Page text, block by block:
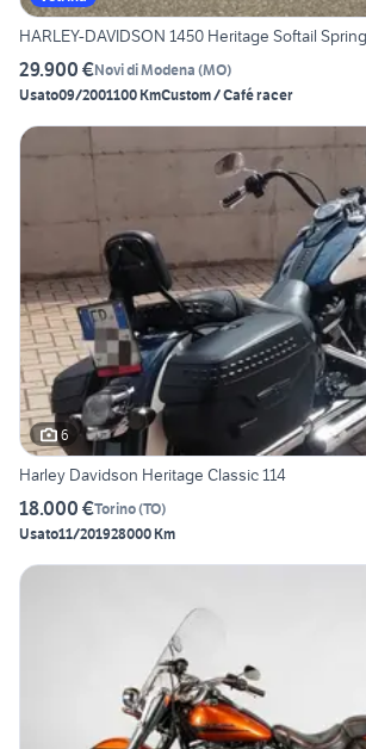
HARLEY-DAVIDSON 1450 Heritage Softail
29.900 €Novi di Modena (MO)
Usato09/2001100 KmCustom / Café racer
6
Harley Davidson Heritage Classic 114
18.000 €Torino(TO)
Usato11/201928000 Km